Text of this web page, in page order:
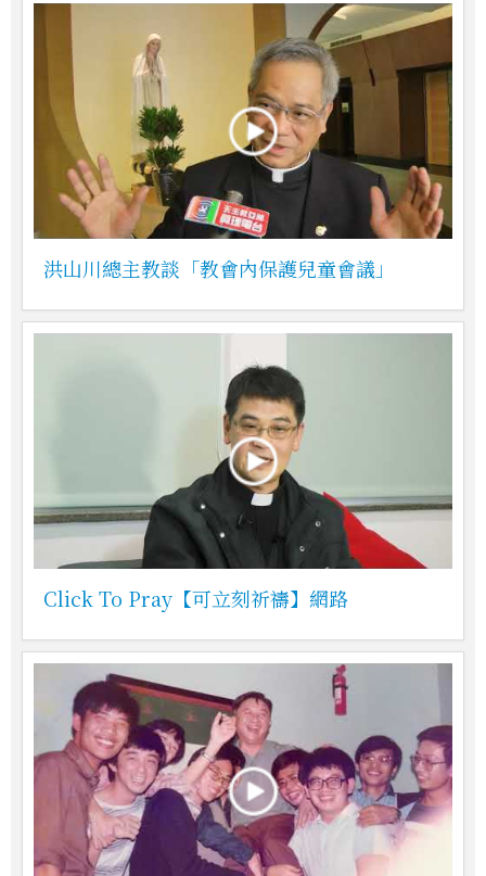
洪山川總主教談「教會內保護兒童會議」
Click To Pray【可立刻祈禱】網路